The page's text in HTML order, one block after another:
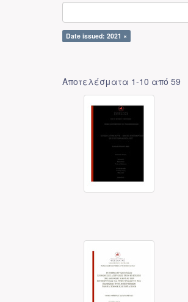
Date issued: 2021 ×
Αποτελέσματα 1-10 από 59